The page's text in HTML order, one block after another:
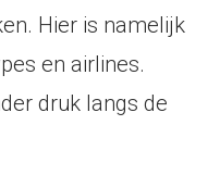
Hier is namelijk
en airlines.
druk langs de